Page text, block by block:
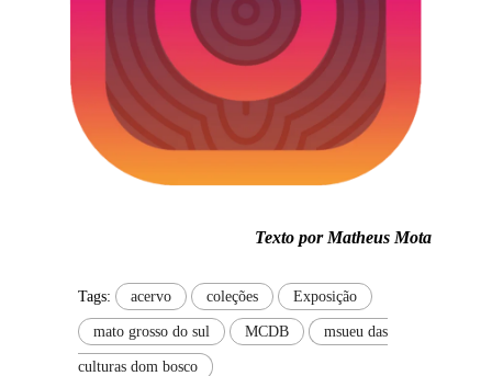
Texto por Matheus Mota
Tags: acervo coleções Exposição
mato grosso do sul MCDB msueu das
culturas dom bosco